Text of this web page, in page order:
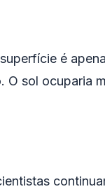
é
sol ocuparia